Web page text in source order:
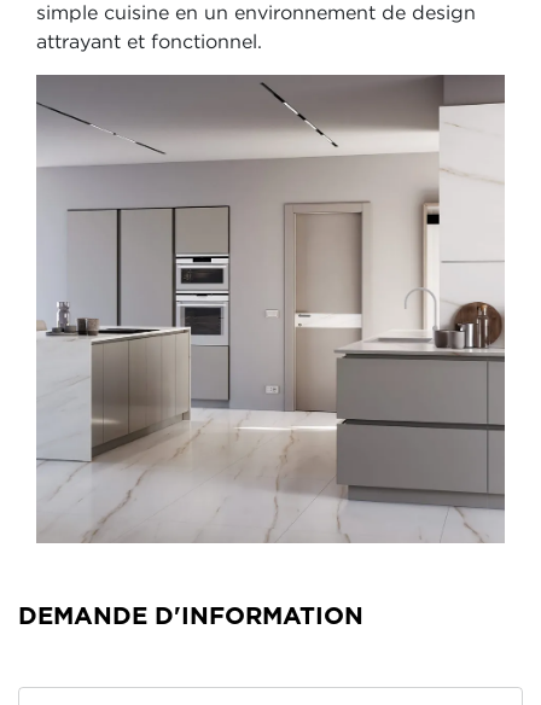
simple cuisine en un environnement de design
attrayant et fonctionnel.
DEMANDE D'INFORMATION